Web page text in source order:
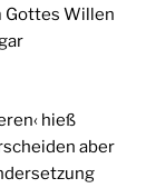
Gottes Willen
hieß
aber